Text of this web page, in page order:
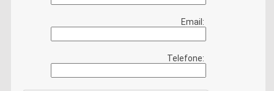
Email:
Telefone: